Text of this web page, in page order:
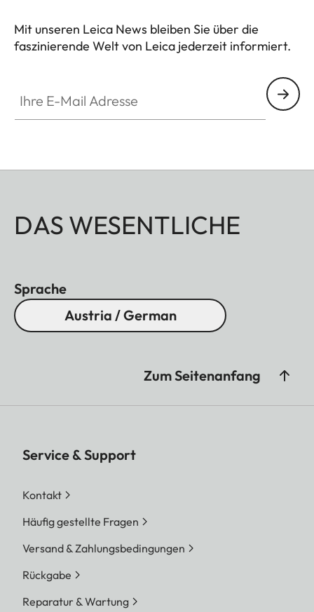
Mit unseren Leica News bleiben Sie über die
faszinierende Welt von Leica jederzeit informiert.
DAS WESENTLICHE
Sprache
Austria / German
Zum Seitenanfang
Service & Support
Kontakt
Häufig gestellte Fragen
Versand & Zahlungsbedingungen
Rückgabe
Reparatur & Wartung